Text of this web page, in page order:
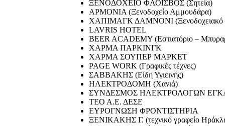
ΞΕΝΟΔΟΧΕΙΟ ΦΛΟΙΣΒΟΣ (Σητεία)
ΑΡΜΟΝΙΑ (Ξενοδοχείο Αμμουδάρα)
ΧΑΠΙΜΑΓΚ ΔΑΜΝΟΝΙ (Ξενοδοχειακό
LAVRIS HOTEL
BEER ACADEMY (Εστιατόριο –
ΧΑΡΜΑ ΠΑΡΚΙΝΓΚ
ΧΑΡΜΑ ΣΟΥΠΕΡ ΜΑΡΚΕΤ
PAGE WORK (Γραφικές τέχνες)
ΣΑΒΒΑΚΗΣ (Είδη Υγιεινής)
ΗΛΕΚΤΡΟΔΟΜΗ (Χανιά)
ΣΥΝΔΕΣΜΟΣ ΗΛΕΚΤΡΟΛΟΓΩΝ
ΤΕΟ Α.Ε. ΔΕΣΕ
ΕΥΡΟΓΝΩΣΗ ΦΡΟΝΤΙΣΤΗΡΙΑ
ΞΕΝΙΚΑΚΗΣ Γ. (τεχνικό γραφείο